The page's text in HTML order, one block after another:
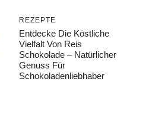
REZEPTE
Entdecke Die Köstliche
Vielfalt Von Reis
Schokolade – Natürlicher
Genuss Für
Schokoladenliebhaber